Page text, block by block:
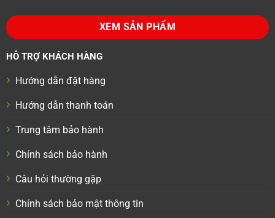
XEM SẢN PHẨM
HỖ TRỢ KHÁCH HÀNG
Hướng dẫn đặt hàng
Hướng dẫn thanh toán
Trung tâm bảo hành
Chính sách bảo hành
Câu hỏi thường gặp
Chính sách bảo mật thông tin